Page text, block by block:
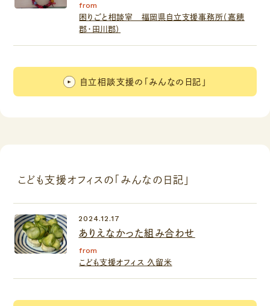
from
困りごと相談室 福岡県自立支援事務所（嘉穂
郡・田川郡）
自立相談支援の「みんなの日記」
こども支援オフィスの「みんなの日記」
ありえなかった組み合わせ
2024.12.17
from
こども支援オフィス 久留米